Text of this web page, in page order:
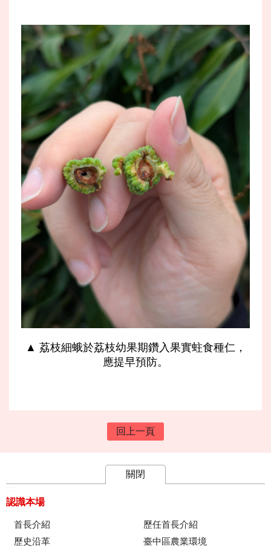
▲ 荔枝細蛾於荔枝幼果期鑽入果實蛀食種仁，
應提早預防。
回上一頁
關閉
認識本場
首長介紹
歷任首長介紹
歷史沿革
臺中區農業環境